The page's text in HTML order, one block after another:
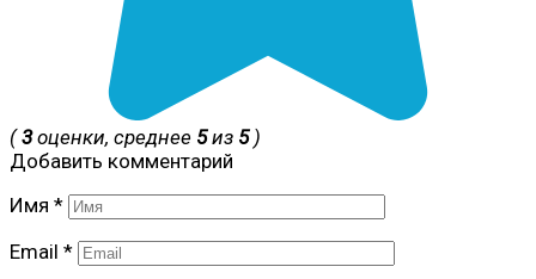
(3оценки, среднее 5из 5)
Добавить комментарий
Имя *
Email *